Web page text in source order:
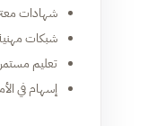
شهادات
شبكات
تعليم
إسهام في